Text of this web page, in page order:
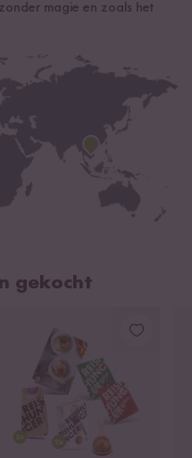
suiker, sjalotten (15%),
suiker), geraffineerde
magie en zoals het
gekocht